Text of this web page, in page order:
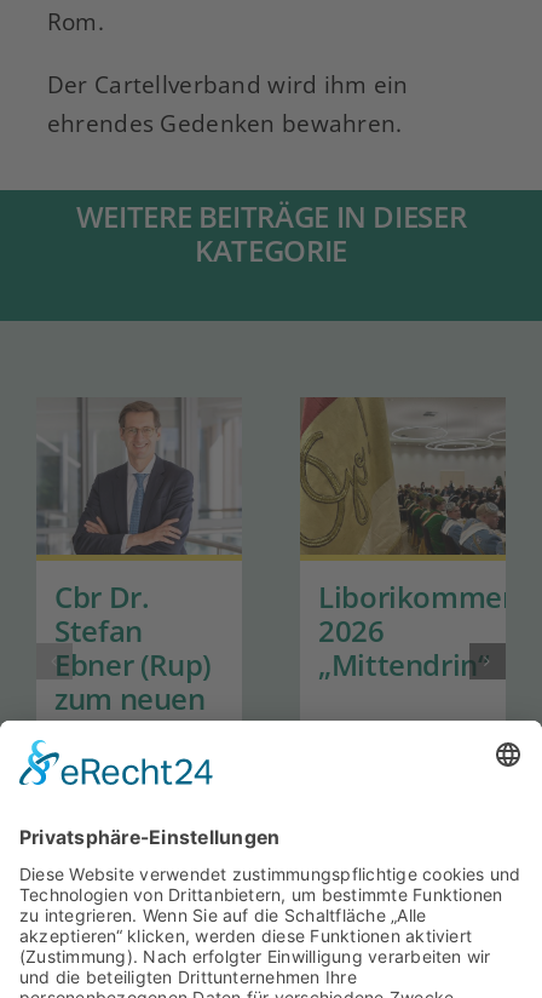
Rom.
Der Cartellverband wird ihm ein
ehrendes Gedenken bewahren.
WEITERE BEITRÄGE IN DIESER
KATEGORIE
Cbr Dr.
Stefan
Ebner (Rup)
zum neuen
Generalsekretär
der Hanns-
Stiftung
ernannt
Liborikommers
2026
„Mittendrin“